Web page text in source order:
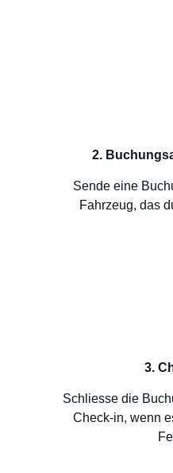
2.
Sende eine
Fahrzeug, das
3.
Schliesse die
Check-in, wenn